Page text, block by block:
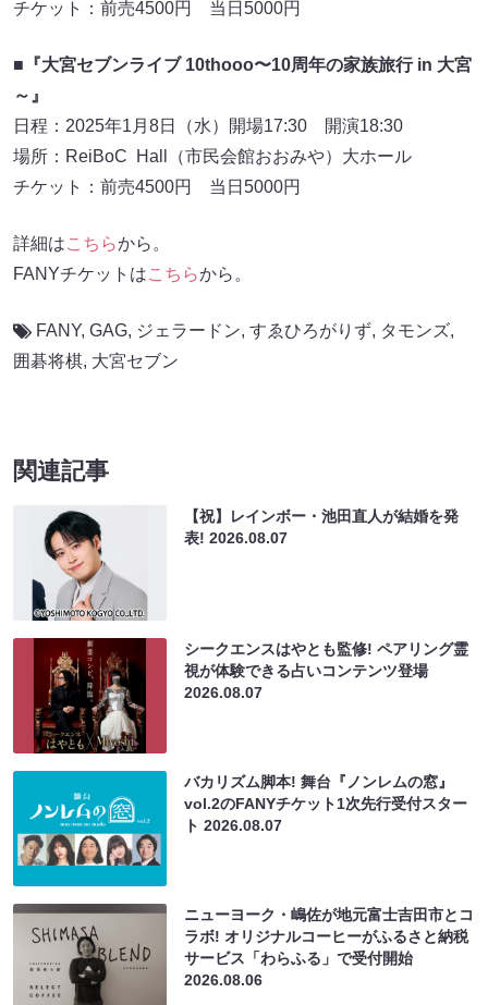
チケット：前売4500円 当日5000円
■『大宮セブンライブ 10thooo〜10周年の家族旅行 in 大宮
～』
日程：2025年1月8日（水）開場17:30 開演18:30
場所：ReiBoC Hall（市民会館おおみや）大ホール
チケット：前売4500円 当日5000円
詳細はこちらから。
FANYチケットはこちらから。
FANY, GAG, ジェラードン, すゑひろがりず, タモンズ,
囲碁将棋, 大宮セブン
関連記事
【祝】レインボー・池田直人が結婚を発
表!2026.08.07
シークエンスはやとも監修! ペアリング霊
視が体験できる占いコンテンツ登場
2026.08.07
バカリズム脚本! 舞台『ノンレムの窓』
vol.2のFANYチケット1次先行受付スター
ト2026.08.07
ニューヨーク・嶋佐が地元富士吉田市とコ
ラボ! オリジナルコーヒーがふるさと納税
サービス「わらふる」で受付開始
2026.08.06